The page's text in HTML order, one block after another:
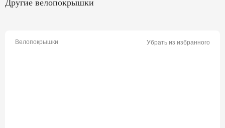
Другие велопокрышки
Велопокрышки Убрать из избранного